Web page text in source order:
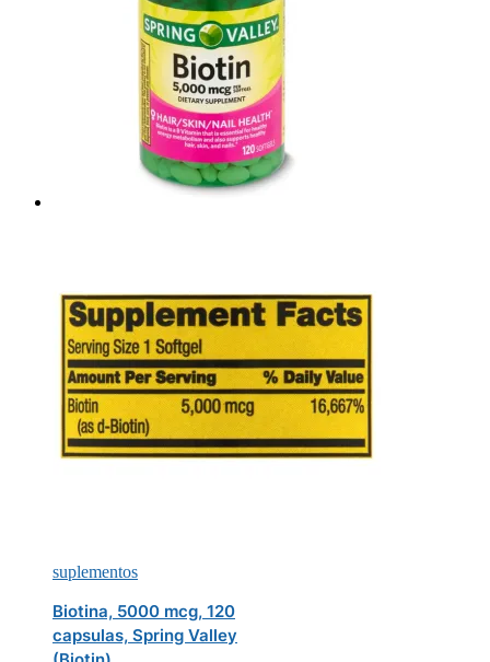
suplementos
Biotina, 5000 mcg, 120
capsulas, Spring Valley